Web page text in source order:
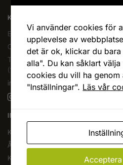
KAFFEOCHTE.SE
En del av Novodesign AB
Org.nr. 556790-1235
Tel.
08-400 209 60
(10-17 mån-fre)
info@kaffeochte.se
INFORMATION
Köpvillkor
Ångra köp
Kontakta oss
Vi använder cookies för
upplevelse av
det är ok, klickar du
alla". Du kan såklart
cookies du vill ha genom
"Inställningar". Läs vår